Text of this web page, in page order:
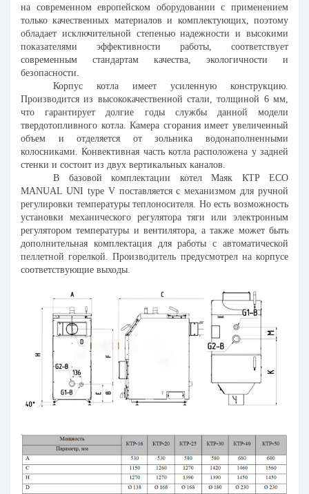
на современном европейском оборудовании с применением
только качественных материалов и комплектующих, поэтому
обладает исключительной степенью надежности и высокими
показателями эффективности работы, соответствует
современным стандартам качества, экологичности и
безопасности.
Корпус котла имеет усиленную конструкцию.
Производится из высококачественной стали, толщиной 6 мм,
что гарантирует долгие годы службы данной модели
твердотопливного котла. Камера сгорания имеет увеличенный
объем и отделяется от зольника водонаполненными
колосниками. Конвективная часть котла расположена у задней
стенки и состоит из двух вертикальных каналов.
В базовой комплектации котел Маяк КТР ECO
MANUAL UNI type V поставляется с механизмом для ручной
регулировки температуры теплоносителя. Но есть возможность
установки механического регулятора тяги или электронным
регулятором температуры и вентилятора, а также может быть
дополнительная комплектация для работы с автоматической
пеллетной горелкой. Производитель предусмотрел на корпусе
соответствующие выходы.